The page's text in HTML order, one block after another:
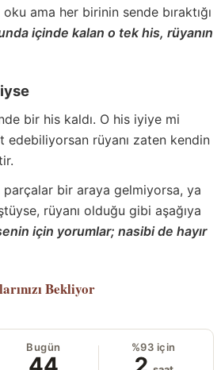
ama her birinin sende bıraktığı
içinde kalan o tek his, rüyanın
bir his kaldı. O his iyiye mi
edebiliyorsan rüyanı zaten kendin
parçalar bir araya gelmiyorsa, ya
rüyanı olduğu gibi aşağıya
için yorumlar; nasibi de hayır
Bekliyor
Bugün %93 için